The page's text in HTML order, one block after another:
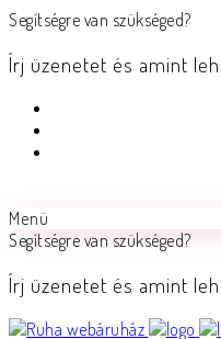
Segítségre van szükséged?
Írj üzenetet és amint
Menü
Segítségre van szükséged?
Írj üzenetet és amint